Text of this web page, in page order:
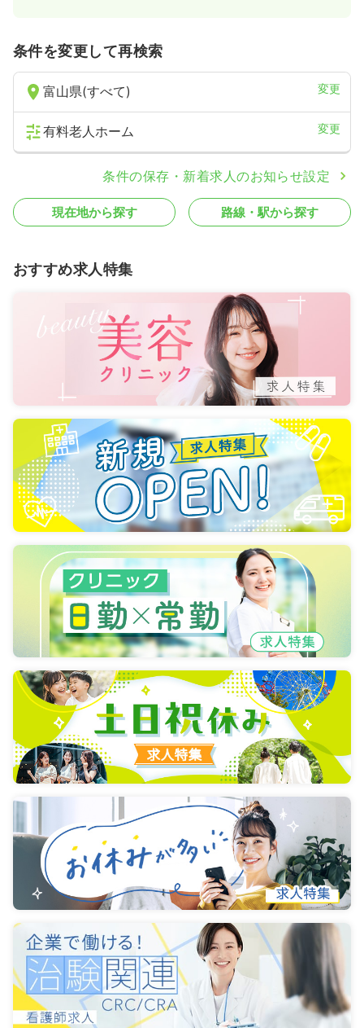
条件を変更して再検索
富山県(すべて) 変更
有料老人ホーム 変更
条件の保存・新着求人のお知らせ設定
現在地から探す 路線・駅から探す
おすすめ求人特集